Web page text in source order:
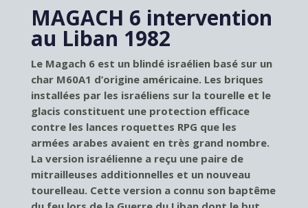
MAGACH 6 intervention
au Liban 1982
Le Magach 6 est un blindé israélien basé sur un
char M60A1 d’origine américaine. Les briques
installées par les israéliens sur la tourelle et le
glacis constituent une protection efficace
contre les lances roquettes RPG que les
armées arabes avaient en très grand nombre.
La version israélienne a reçu une paire de
mitrailleuses additionnelles et un nouveau
tourelleau. Cette version a connu son baptême